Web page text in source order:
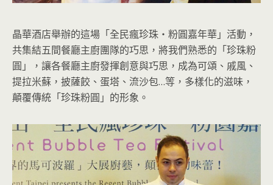
晶華酒店舉辦的這場「全民瘋珍珠‧粉圓嘉年華」活動，
共集結五間餐廳主廚團隊的巧思，將我們熟悉的「珍珠粉
圓」，讓各餐廳主廚發揮創意與巧思，成為可頌、戚風、
提拉米蘇，披薩餃、蛋塔、流沙包…等，多樣化的滋味，
顛覆傳統「珍珠粉圓」的形象。